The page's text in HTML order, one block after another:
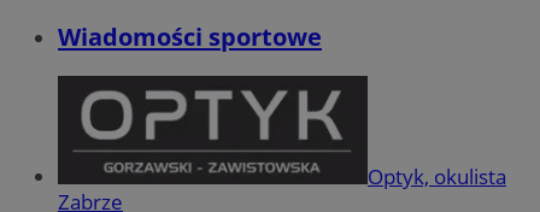
Wiadomości sportowe
Optyk, okulista
Zabrze